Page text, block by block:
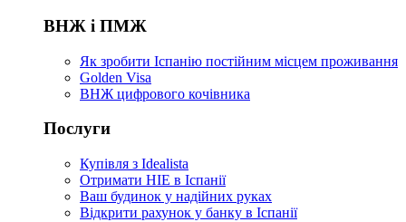
ВНЖ і ПМЖ
Як зробити Іспанію постійним місцем проживання
Golden Visa
ВНЖ цифрового кочівника
Послуги
Купівля з Idealista
Отримати НІЕ в Іспанії
Ваш будинок у надійних руках
Відкрити рахунок у банку в Іспанії